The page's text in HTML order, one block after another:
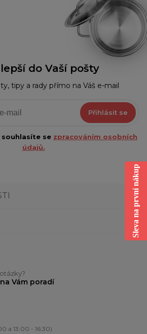
do Vaší pošty
tipy a rady přímo na Váš e-mail
Přihlásit se
se zpracováním osobních
údajů.
Vám poradí
a 13:00 - 16:30)
Sleva na první nákup